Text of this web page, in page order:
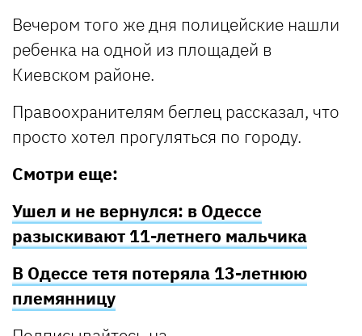
Вечером того же дня полицейские нашли
ребенка на одной из площадей в
Киевском районе.
Правоохранителям беглец рассказал, что
просто хотел прогуляться по городу.
Смотри еще:
Ушел и не вернулся: в Одессе
разыскивают 11-летнего мальчика
В Одессе тетя потеряла 13-летнюю
племянницу